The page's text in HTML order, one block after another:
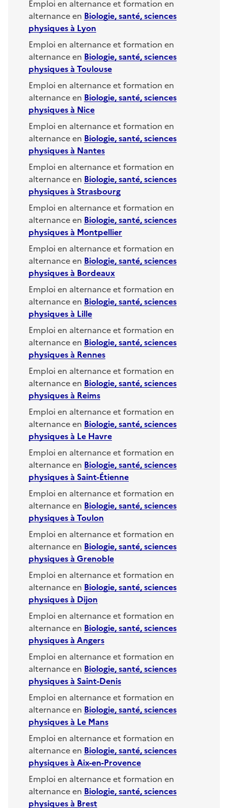
Emploi en alternance et formation en
alternance en Biologie, santé, sciences
physiquesà Lyon
Emploi en alternance et formation en
alternance en Biologie, santé, sciences
physiquesà Toulouse
Emploi en alternance et formation en
alternance en Biologie, santé, sciences
physiquesà Nice
Emploi en alternance et formation en
alternance en Biologie, santé, sciences
physiquesà Nantes
Emploi en alternance et formation en
alternance en Biologie, santé, sciences
physiquesà Strasbourg
Emploi en alternance et formation en
alternance en Biologie, santé, sciences
physiquesà Montpellier
Emploi en alternance et formation en
alternance en Biologie, santé, sciences
physiquesà Bordeaux
Emploi en alternance et formation en
alternance en Biologie, santé, sciences
physiquesà Lille
Emploi en alternance et formation en
alternance en Biologie, santé, sciences
physiquesà Rennes
Emploi en alternance et formation en
alternance en Biologie, santé, sciences
physiquesà Reims
Emploi en alternance et formation en
alternance en Biologie, santé, sciences
physiquesà Le Havre
Emploi en alternance et formation en
alternance en Biologie, santé, sciences
physiquesà Saint-Étienne
Emploi en alternance et formation en
alternance en Biologie, santé, sciences
physiquesà Toulon
Emploi en alternance et formation en
alternance en Biologie, santé, sciences
physiquesà Grenoble
Emploi en alternance et formation en
alternance en Biologie, santé, sciences
physiquesà Dijon
Emploi en alternance et formation en
alternance en Biologie, santé, sciences
physiquesà Angers
Emploi en alternance et formation en
alternance en Biologie, santé, sciences
physiquesà Saint-Denis
Emploi en alternance et formation en
alternance en Biologie, santé, sciences
physiquesà Le Mans
Emploi en alternance et formation en
alternance en Biologie, santé, sciences
physiquesà Aix-en-Provence
Emploi en alternance et formation en
alternance en Biologie, santé, sciences
physiquesà Brest